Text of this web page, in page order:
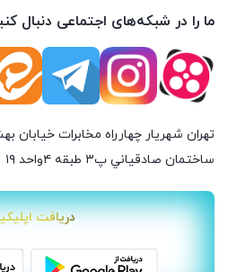
ما را در شبکه‌های اجتماعی دنبال
تهران شهريار چهارراه مخابرات
ساختمان صادقياني پ٣ طبقه ٤واحد ۱۹
دریافت